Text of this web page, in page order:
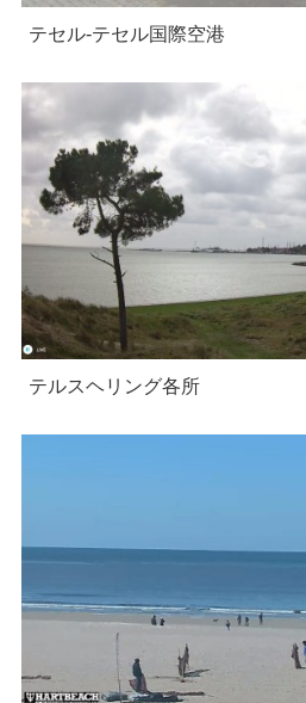
テセル-テセル国際空港
テルスヘリング各所